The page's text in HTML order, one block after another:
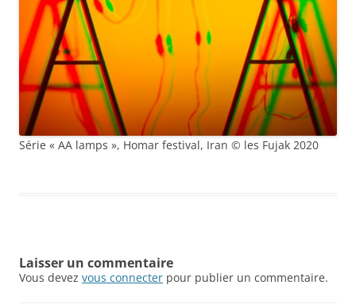
Série « AA lamps », Homar festival, Iran © les Fujak 2020
Laisser un commentaire
Vous devez vous connecter pour publier un commentaire.